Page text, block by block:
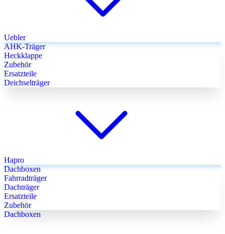
Uebler
AHK-Träger
Heckklappe
Zubehör
Ersatzteile
Deichselträger
Hapro
Dachboxen
Fahrradträger
Dachträger
Ersatzteile
Zubehör
Dachboxen